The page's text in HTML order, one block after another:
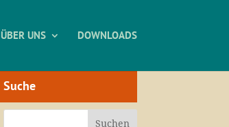
ÜBER UNS DOWNLOADS
Suche